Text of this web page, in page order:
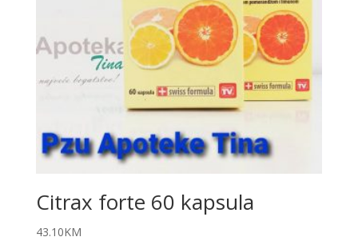
Citrax forte 60 kapsula
43.10KM